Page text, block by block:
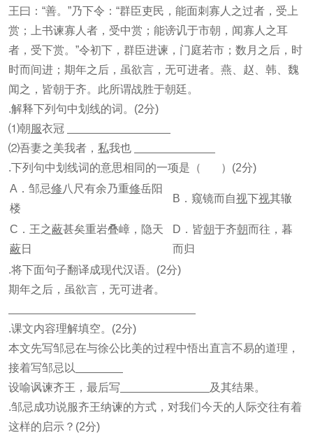
王曰：“善。”乃下令：“群臣吏民，能面刺寡人之过者，受上
赏；上书谏寡人者，受中赏；能谤讥于市朝，闻寡人之耳
者，受下赏。”令初下，群臣进谏，门庭若市；数月之后，时
时而间进；期年之后，虽欲言，无可进者。燕、赵、韩、魏
闻之，皆朝于齐。此所谓战胜于朝廷。
.解释下列句中划线的词。(2分)
⑴朝 服衣冠
⑵吾妻之美我者， 私我也
.下列句中划线词的意思相同的一项是（ ）(2分)
A．邹忌修 八尺有余乃重修岳阳
楼
B．窥镜而自视下视其辙
C．王之蔽甚矣重岩叠嶂，隐天
蔽日
D．皆朝于齐朝而往，暮
而归
.将下面句子翻译成现代汉语。(2分)
期年之后，虽欲言，无可进者。
.课文内容理解填空。(2分)
本文先写邹忌在与徐公比美的过程中悟出直言不易的道理，
接着写邹忌以
设喻讽谏齐王，最后写
及其结果。
.邹忌成功说服齐王纳谏的方式，对我们今天的人际交往有着
这样的启示？(2分)